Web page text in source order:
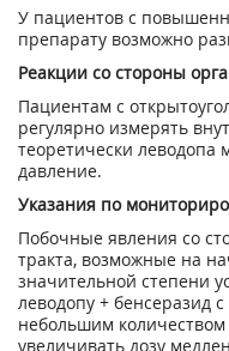
У пациентов с
препарату возможно
Реакции со стороны
Пациентам с
регулярно измерять
теоретически леводопа
давление.
Указания по
Побочные явления со
тракта, возможные на
значительной степени
леводопу + бенсеразид
небольшим количеством
увеличивать дозу